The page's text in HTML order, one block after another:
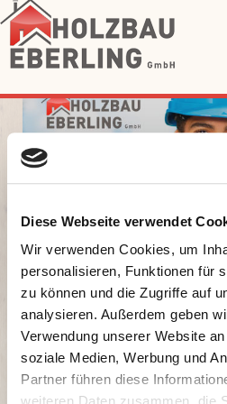
Diese Webseite verwendet
Wir verwenden Cookies, um
personalisieren, Funktionen für
zu können und die Zugriffe auf
analysieren. Außerdem geben
Verwendung unserer Website
soziale Medien, Werbung und
Partner führen diese